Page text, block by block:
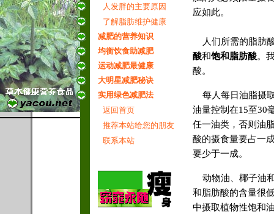
人发胖的主要原因
了解脂肪维护健康
减肥的营养知识
均衡饮食助减肥
运动减肥最健康
大明星减肥秘诀
实用绿色减肥法
返回首页
推荐本站给您的朋友
联系本站
应如此。
人们所需的脂肪
酸和饱和脂肪酸。
酸。
每人每日油脂摄
油量控制在15至30
任一油类，否则油
酸的摄食量要占一
要少于一成。
动物油、椰子油
和脂肪酸的含量很
中摄取植物性饱和